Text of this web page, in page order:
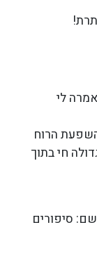
לי
הרוח
חי בתוך
סיפורים